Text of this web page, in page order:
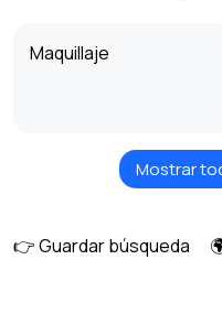
Maquillaje
Productos para la
Mostrar
👉 Guardar búsqueda